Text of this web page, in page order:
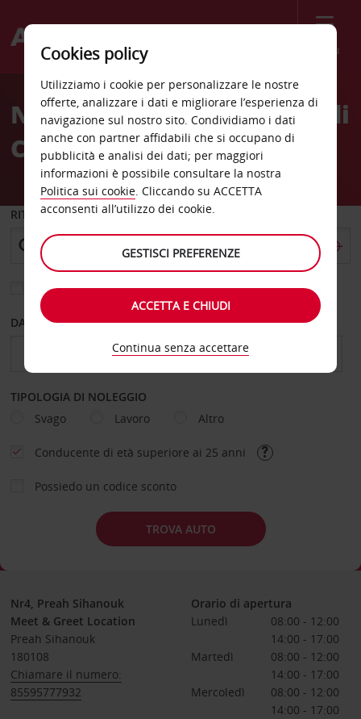
Menù
Welcome
AvisNoleggio auto Aeroporto di
Chengdu Service Point
RITIRO DA
Scegli una località di riconsegna diversa
DAL GIORNO AL GIORNO
TIPOLOGIA DI NOLEGGIO
Svago
Lavoro Altro
Conducente di età superiore ai 25 anni
Possiedo un codice sconto
TROVA AUTO
Nr4, Preah Sihanouk
Meet & Greet Location
Preah Sihanouk
180108
Chiamare il numero:
85595777932
Orario di apertura
Lunedì
08:00 - 12:00
14:00 - 17:00
Martedì
08:00 - 12:00
14:00 - 17:00
Mercoledì
08:00 - 12:00
14:00 - 17:00
Cookies policy
Utilizziamo i cookie per personalizzare le nostre
offerte, analizzare i dati e migliorare l’esperienza di
navigazione sul nostro sito. Condividiamo i dati
anche con partner affidabili che si occupano di
pubblicità e analisi dei dati; per maggiori
informazioni è possibile consultare la nostra
Politica sui cookie. Cliccando su ACCETTA
acconsenti all’utilizzo dei cookie.
GESTISCI PREFERENZE
ACCETTA E CHIUDI
Continua senza accettare